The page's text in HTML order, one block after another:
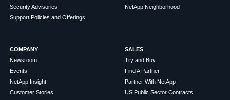
Security Advisories
Support Policies and Offerings
NetApp Neighborhood
COMPANY
Newsroom
Events
NetApp Insight
Customer Stories
SALES
Try and Buy
Find A Partner
Partner With NetApp
US Public Sector Contracts